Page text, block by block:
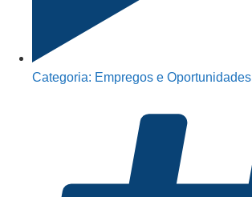
Categoria: Empregos e Oportunidades